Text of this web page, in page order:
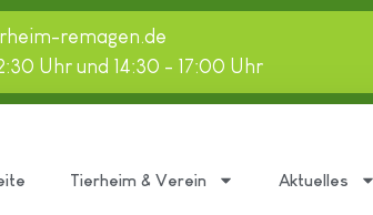
remagen.de
Uhr und 14:30 - 17:00 Uhr
Tierheim & Verein Aktuelles